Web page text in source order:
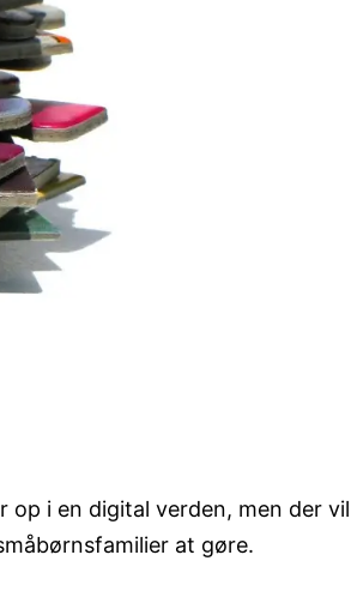
i en digital verden, men der vil
at gøre.